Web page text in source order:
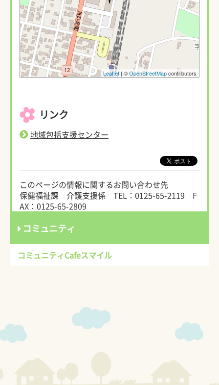
Leaflet | ©OpenStreetMapcontributors
リンク
地域包括支援センター
このページの情報に関するお問い合わせ先
保健福祉課 介護支援係
TEL：0125-65-2119
F
AX：0125-65-2809
コミュニティ
コミュニティCafeスマイル